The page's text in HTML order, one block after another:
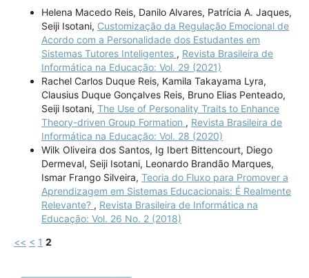
Helena Macedo Reis, Danilo Alvares, Patrícia A. Jaques,
Seiji Isotani, Customização da Regulação Emocional de
Acordo com a Personalidade dos Estudantes em
Sistemas Tutores Inteligentes , Revista Brasileira de
Informática na Educação: Vol. 29 (2021)
Rachel Carlos Duque Reis, Kamila Takayama Lyra,
Clausius Duque Gonçalves Reis, Bruno Elias Penteado,
Seiji Isotani, The Use of Personality Traits to Enhance
Theory-driven Group Formation , Revista Brasileira de
Informática na Educação: Vol. 28 (2020)
Wilk Oliveira dos Santos, Ig Ibert Bittencourt, Diego
Dermeval, Seiji Isotani, Leonardo Brandão Marques,
Ismar Frango Silveira, Teoria do Fluxo para Promover a
Aprendizagem em Sistemas Educacionais: É Realmente
Relevante? , Revista Brasileira de Informática na
Educação: Vol. 26 No. 2 (2018)
<< < 1 2